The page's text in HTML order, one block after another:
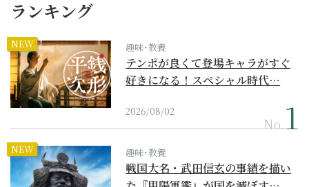
ランキング
NEW 趣味･教養
テンポが良くて登場キャラがすぐ
好きになる！スペシャル時代…
2026/08/02
No.
NEW 趣味･教養
戦国大名・武田信玄の事績を描い